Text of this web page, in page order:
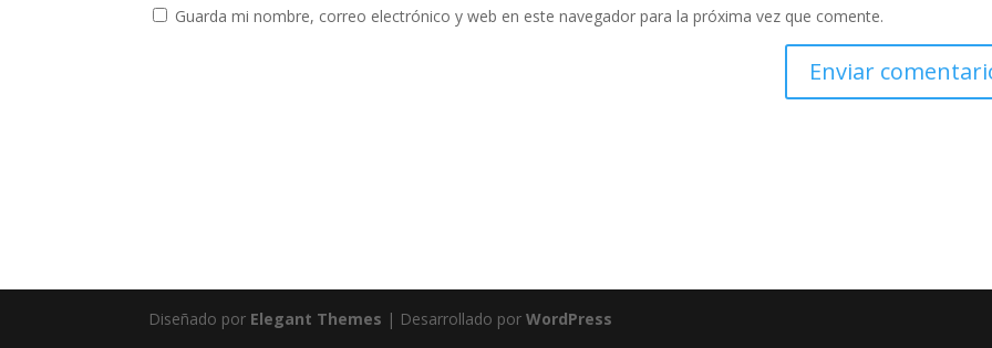
Guarda mi nombre, correo electrónico y web en este navegador para la próxima vez que comente.
Diseñado por Elegant Themes | Desarrollado porWordPress